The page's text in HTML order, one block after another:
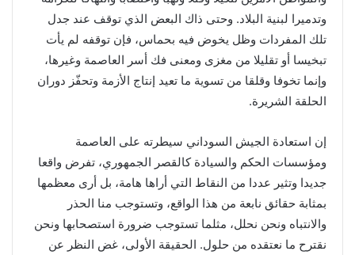
وتدميرا لبنية البلاد. وحتى ذاك البعض الذي توقف عند جدل
تلك المفردات وظل يخوض فيه بحماس، فإن توقفه لم يأت
تبخيسا أو تقليلا من مغزى ومعنى فك أسر العاصمة وغيرها،
وإنما تخوفا وقلقا من تسوية ما تعيد إنتاج الأزمة وتحفّز دوران
الحلقة الشريرة.
إن استعادة الجيش السوداني سيطرته على العاصمة
ومؤسسات الحكم والسيادة كالقصر الجمهوري، تفرض واقعا
جديدا وتثير عددا من النقاط التي أراها هامة، بل أرى معظمها
بمثابة حقائق نابعة من هذا الواقع، وتستوجب منا الحذر
والانتباه ونحن نحلل، مثلما تستوجب ضرورة استصحابها ونحن
نقترح ما نعتقده من حلول. الحقيقة الأولى، غض النظر عن